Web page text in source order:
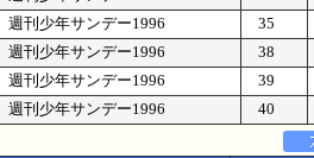
週刊少年サンデー1996
35
週刊少年サンデー1996
38
週刊少年サンデー1996
39
週刊少年サンデー1996 40